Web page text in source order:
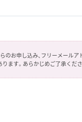
のお申し込み、フリーメール
ます。あらかじめご了承くださ